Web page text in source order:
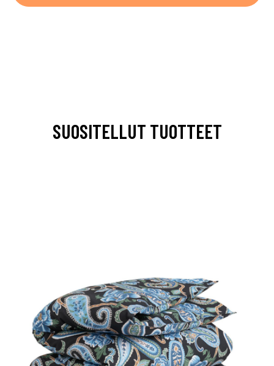
SUOSITELLUT TUOTTEET